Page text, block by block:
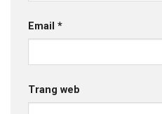
Email *
Trang web